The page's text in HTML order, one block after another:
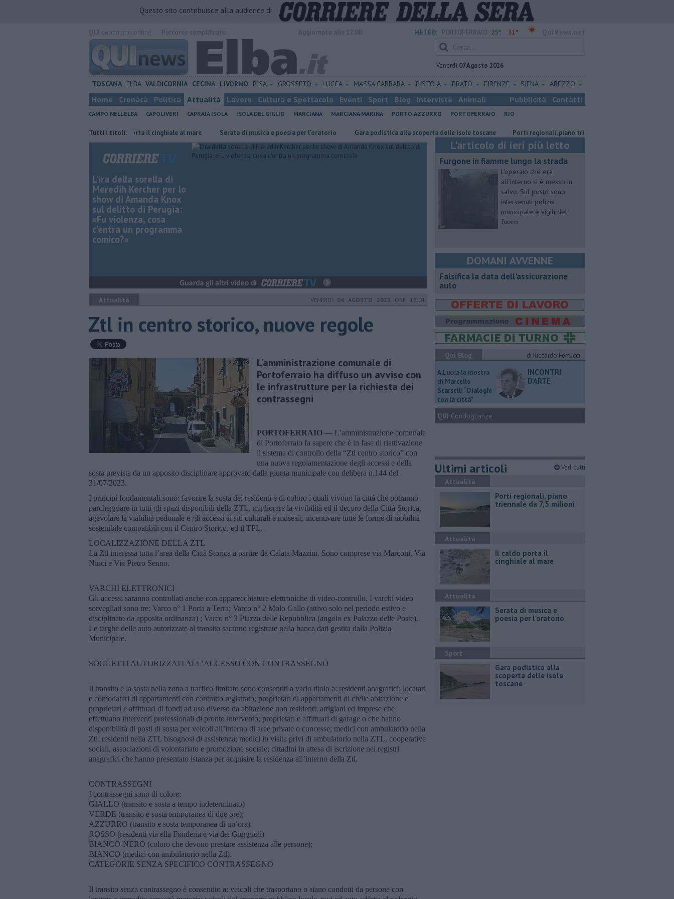
Questo sito contribuisce alla audience di
METEO: 25° 31°
Venerdì 07 Agosto 2026
TOSCANA ELBA VALDICORNIA CECINA LIVORNO PISA GROSSETO LUCCA MASSA CARRARA PISTOIA PRATO FIRENZE SIENA AREZZO
Home Cronaca Politica Attualità Lavoro Cultura e Spettacolo Eventi Sport Blog Interviste Animali Pubblicità Contatti
CAMPO NELL'ELBA CAPOLIVERI CAPRAIA ISOLA ISOLA DEL GIGLIO MARCIANA MARCIANA MARINA PORTO AZZURRO PORTOFERRAIO RIO
Tutti i titoli:
Il caldo porta il cinghiale al mare Serata di musica e poesia per l'oratorio Gara podistica alla scoperta delle isole toscane Porti regionali, piano triennale da 7,5 milioni
L'ira della sorella di
Meredih Kercher per lo
show di Amanda Knox
sul delitto di Perugia:
«Fu violenza, cosa
c'entra un programma
comico?»
Attualità VENERDÌ 04 AGOSTO 2023 ORE 16:01
Ztl in centro storico, nuove regole
L'amministrazione comunale di
Portoferraio ha diffuso un avviso con
le infrastrutture per la richiesta dei
contrassegni
PORTOFERRAIO — L’amministrazione comunale
di Portoferraio fa sapere che è in fase di riattivazione
il sistema di controllo della “Ztl centro storico” con
una nuova regolamentazione degli accessi e della
sosta prevista da un apposito disciplinare approvato dalla giunta municipale con delibera n.144 del
31/07/2023.
I principi fondamentali sono: favorire la sosta dei residenti e di coloro i quali vivono la città che potranno
parcheggiare in tutti gli spazi disponibili della ZTL, migliorare la vivibilità ed il decoro della Città Storica,
agevolare la viabilità pedonale e gli accessi ai siti culturali e museali, incentivare tutte le forme di mobilità
sostenibile compatibili con il Centro Storico, ed il TPL.
LOCALIZZAZIONE DELLA ZTL
La Ztl interessa tutta l’area della Città Storica a partire da Calata Mazzini. Sono comprese via Marconi, Via
Ninci e Via Pietro Senno.
VARCHI ELETTRONICI
Gli accessi saranno controllati anche con apparecchiature elettroniche di video-controllo. I varchi video
sorvegliati sono tre: Varco n° 1 Porta a Terra; Varco n° 2 Molo Gallo (attivo solo nel periodo estivo e
disciplinato da apposita ordinanza) ; Varco n° 3 Piazza delle Repubblica (angolo ex Palazzo delle Poste).
Le targhe delle auto autorizzate al transito saranno registrate nella banca dati gestita dalla Polizia
Municipale.
SOGGETTI AUTORIZZATI ALL’ACCESSO CON CONTRASSEGNO
Il transito e la sosta nella zona a traffico limitato sono consentiti a vario titolo a: residenti anagrafici; locatari
e comodatari di appartamenti con contratto registrato; proprietari di appartamenti di civile abitazione e
proprietari e affittuari di fondi ad uso diverso da abitazione non residenti; artigiani ed imprese che
effettuano interventi professionali di pronto intervento; proprietari e affittuari di garage o che hanno
disponibilità di posti di sosta per veicoli all’interno di aree private o concesse; medici con ambulatorio nella
Ztl; residenti nella ZTL bisognosi di assistenza; medici in visita privi di ambulatorio nella ZTL, cooperative
sociali, associazioni di volontariato e promozione sociale; cittadini in attesa di iscrizione nei registri
anagrafici che hanno presentato istanza per acquisire la residenza all’interno della Ztl.
CONTRASSEGNI
I contrassegni sono di colore:
GIALLO (transito e sosta a tempo indeterminato)
VERDE (transito e sosta temporanea di due ore);
AZZURRO (transito e sosta temporanea di un’ora)
ROSSO (residenti via ella Fonderia e via dei Giuggioli)
BIANCO-NERO (coloro che devono prestare assistenza alle persone);
BIANCO (medici con ambulatorio nella Ztl).
CATEGORIE SENZA SPECIFICO CONTRASSEGNO
Il transito senza contrassegno è consentito a: veicoli che trasportano o siano condotti da persone con
L'articolo di ieri più letto
Furgone in fiamme lungo la strada
L'operaio che era
all'interno si è messo in
salvo. Sul posto sono
intervenuti polizia
municipale e vigili del
fuoco
DOMANI AVVENNE
Falsifica la data dell'assicurazione
auto
Qui Blog
di Riccardo Ferrucci
A Lucca la mostra
di Marcello
Scarselli “Dialoghi
con la città"
INCONTRI
D'ARTE
QUI Condoglianze
Ultimi articoli Vedi tutti
Attualità
Porti regionali, piano
triennale da 7,5 milioni
Attualità
Il caldo porta il
cinghiale al mare
Attualità
Serata di musica e
poesia per l'oratorio
Sport
Gara podistica alla
scoperta delle isole
toscane